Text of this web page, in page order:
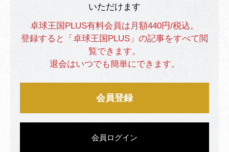
いただけます
卓球王国PLUS有料会員は月額440円/税込。
登録すると「卓球王国PLUS」の記事をすべて閲
覧できます。
退会はいつでも簡単にできます。
会員登録
会員ログイン